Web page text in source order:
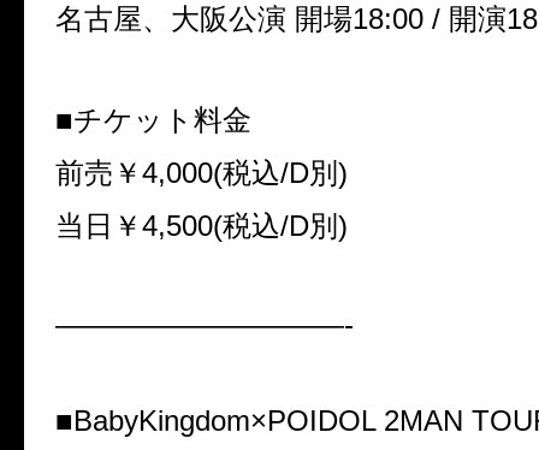
名古屋、大阪公演 開場18:00 / 開演
■チケット料金
前売￥4,000(税込/D別 )
当日￥4,500(税込/D別 )
——————————-
■BabyKingdom×POIDOL 2MAN